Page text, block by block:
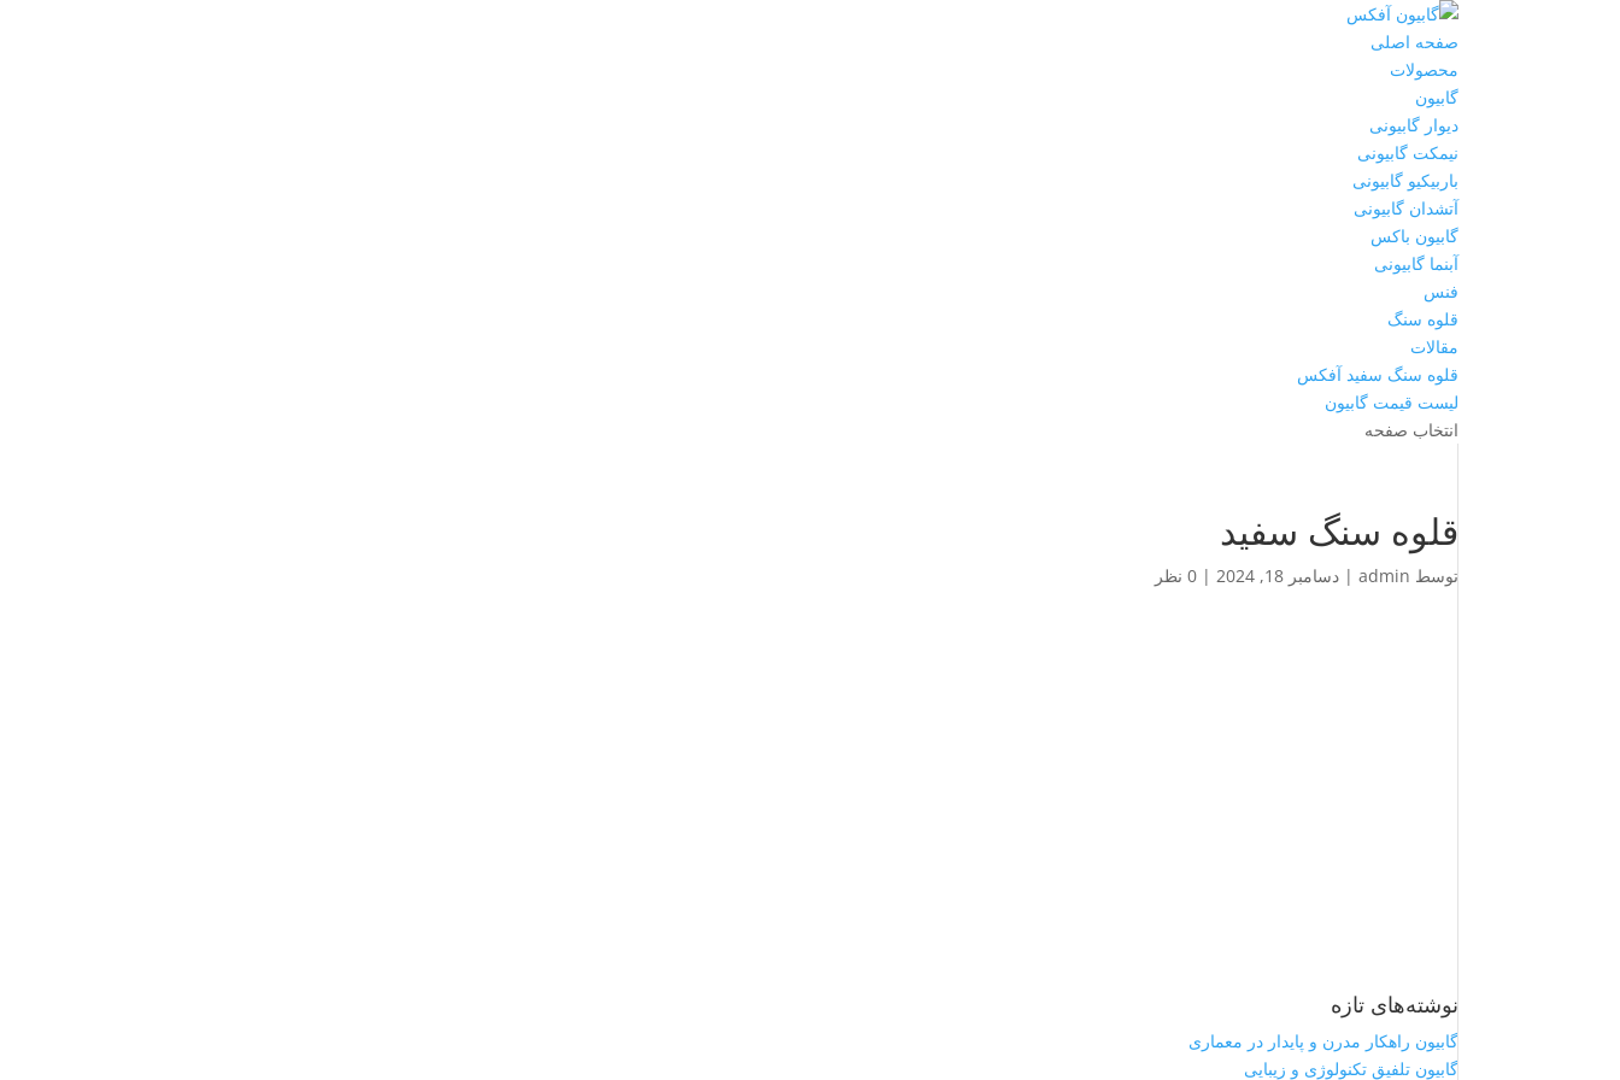
صفحه اصلی
محصولات
گابیون
دیوار گابیونی
نیمکت گابیونی
باربیکیو گابیونی
آتشدان گابیونی
گابیون باکس
آبنما گابیونی
فنس
قلوه سنگ
مقالات
قلوه سنگ سفید آفکس
لیست قیمت گابیون
انتخاب صفحه
قلوه سنگ سفید
توسط admin
|دسامبر 18, 2024 |0 نظر
نوشته‌های تازه
گابیون راهکار مدرن و پایدار در معماری
گابیون تلفیق تکنولوژی و زیبایی